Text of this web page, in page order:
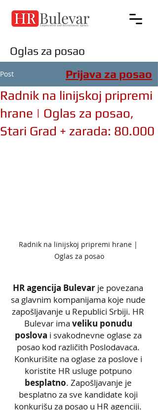
Oglas za posao
Post
Radnik na linijskoj pripremi
hrane | Oglas za posao,
Stari Grad + zarada: 80.000
Radnik na linijskoj pripremi hrane |
Oglas za posao
HR agencija Bulevar je povezana
sa glavnim kompanijama koje nude
zapošljavanje u Republici Srbiji. HR
Bulevar ima veliku ponudu
poslova i svakodnevne oglase za
posao kod različith Poslodavaca.
Konkurišite na oglase za poslove i
koristite HR usluge potpuno
besplatno. Zapošljavanje je
besplatno za sve kandidate koji
konkurišu za posao u HR agenciji.
Prijava za posao